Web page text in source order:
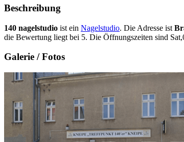
Beschreibung
140 nagelstudio ist ein Nagelstudio. Die Adresse ist
die Bewertung liegt bei 5. Die Öffnungszeiten sind
Galerie / Fotos